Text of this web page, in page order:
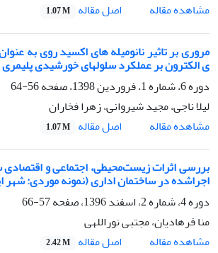
مشاهده مقاله
اصل مقاله 1.07 M
مروری بر تاثیر نانومیله های اکسید روی به
ی الکترون بر عملکرد سلولهای خورشیدی پلیمری
دوره 6، شماره 1، فروردین 1398، صفحه
56-64
لیلا ناجی، مجید شیروانی، زهرا فخاران
مشاهده مقاله
اصل مقاله 1.07 M
بررسی اثرات زیست‌محیطی، اجتماعی و اقتصادی
اجراشده در ساختمان اداری (نمونه موردی: شهر
دوره 4، شماره 2، اسفند 1396، صفحه
57-66
منا فرهادیان، مجتبی نوراللهی
مشاهده مقاله
اصل مقاله 2.42 M